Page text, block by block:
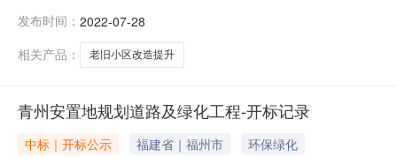
码社会统一信用代码项目负责人姓名及其建造师注册证
构代
发布时间： 2022-07-28
相关产品：
老旧小区改造提升
青州安置地规划道路及绿化工程-开标记录
中标｜开标公示 福建省｜福州市
环保绿化